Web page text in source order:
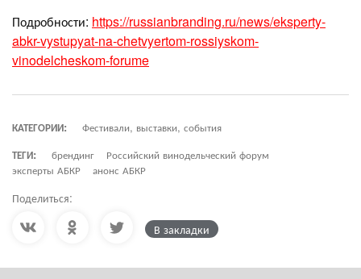
Подробности: https://russianbranding.ru/news/eksperty-
abkr-vystupyat-na-chetvyertom-rossiyskom-
vinodelcheskom-forume
КАТЕГОРИИ:
Фестивали, выставки, события
ТЕГИ:
брендинг
Российский винодельческий форум
эксперты АБКР
анонс АБКР
Поделиться:
В закладки